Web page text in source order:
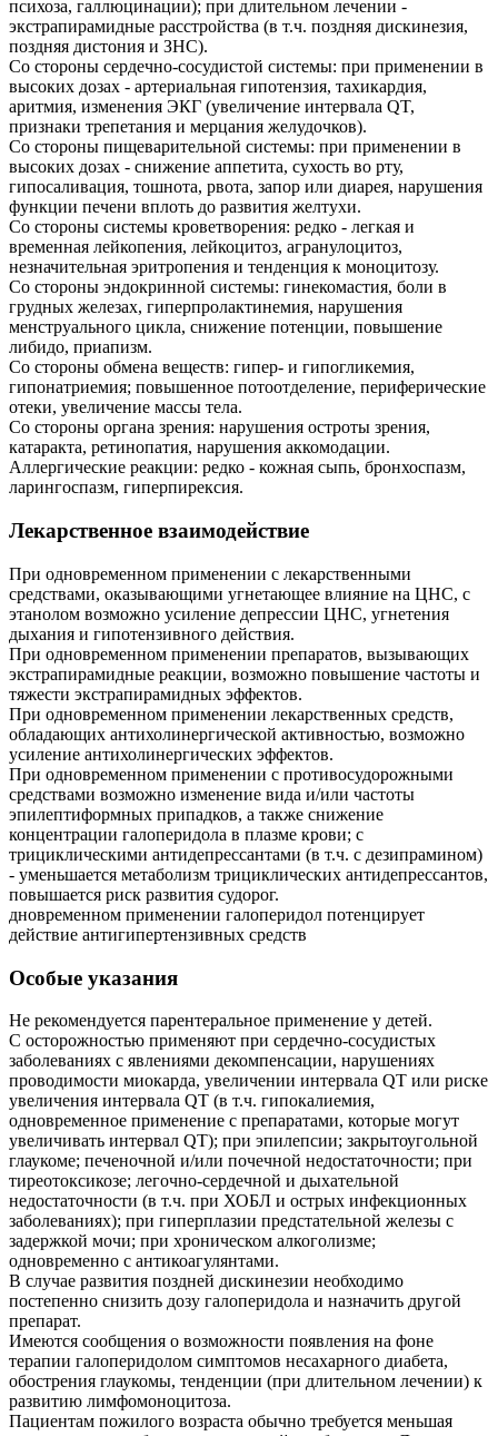
психоза, галлюцинации); при длительном лечении -
экстрапирамидные расстройства (в т.ч. поздняя дискинезия,
поздняя дистония и ЗНС).
Со стороны сердечно-сосудистой системы: при применении в
высоких дозах - артериальная гипотензия, тахикардия,
аритмия, изменения ЭКГ (увеличение интервала QT,
признаки трепетания и мерцания желудочков).
Со стороны пищеварительной системы: при применении в
высоких дозах - снижение аппетита, сухость во рту,
гипосаливация, тошнота, рвота, запор или диарея, нарушения
функции печени вплоть до развития желтухи.
Со стороны системы кроветворения: редко - легкая и
временная лейкопения, лейкоцитоз, агранулоцитоз,
незначительная эритропения и тенденция к моноцитозу.
Со стороны эндокринной системы: гинекомастия, боли в
грудных железах, гиперпролактинемия, нарушения
менструального цикла, снижение потенции, повышение
либидо, приапизм.
Со стороны обмена веществ: гипер- и гипогликемия,
гипонатриемия; повышенное потоотделение, периферические
отеки, увеличение массы тела.
Со стороны органа зрения: нарушения остроты зрения,
катаракта, ретинопатия, нарушения аккомодации.
Аллергические реакции: редко - кожная сыпь, бронхоспазм,
ларингоспазм, гиперпирексия.
Лекарственное взаимодействие
При одновременном применении с лекарственными
средствами, оказывающими угнетающее влияние на ЦНС, с
этанолом возможно усиление депрессии ЦНС, угнетения
дыхания и гипотензивного действия.
При одновременном применении препаратов, вызывающих
экстрапирамидные реакции, возможно повышение частоты и
тяжести экстрапирамидных эффектов.
При одновременном применении лекарственных средств,
обладающих антихолинергической активностью, возможно
усиление антихолинергических эффектов.
При одновременном применении с противосудорожными
средствами возможно изменение вида и/или частоты
эпилептиформных припадков, а также снижение
концентрации галоперидола в плазме крови; с
трициклическими антидепрессантами (в т.ч. с дезипрамином)
- уменьшается метаболизм трициклических антидепрессантов,
повышается риск развития судорог.
дновременном применении галоперидол потенцирует
действие антигипертензивных средств
Особые указания
Не рекомендуется парентеральное применение у детей.
С осторожностью применяют при сердечно-сосудистых
заболеваниях с явлениями декомпенсации, нарушениях
проводимости миокарда, увеличении интервала QT или риске
увеличения интервала QT (в т.ч. гипокалиемия,
одновременное применение с препаратами, которые могут
увеличивать интервал QT); при эпилепсии; закрытоугольной
глаукоме; печеночной и/или почечной недостаточности; при
тиреотоксикозе; легочно-сердечной и дыхательной
недостаточности (в т.ч. при ХОБЛ и острых инфекционных
заболеваниях); при гиперплазии предстательной железы с
задержкой мочи; при хроническом алкоголизме;
одновременно с антикоагулянтами.
В случае развития поздней дискинезии необходимо
постепенно снизить дозу галоперидола и назначить другой
препарат.
Имеются сообщения о возможности появления на фоне
терапии галоперидолом симптомов несахарного диабета,
обострения глаукомы, тенденции (при длительном лечении) к
развитию лимфомоноцитоза.
Пациентам пожилого возраста обычно требуется меньшая